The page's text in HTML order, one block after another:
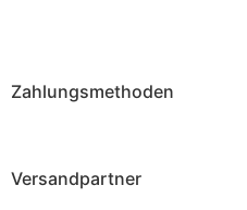
Zahlungsmethoden
Versandpartner